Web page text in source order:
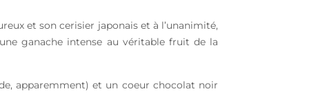
et son cerisier japonais et à l’unanimité,
ganache intense au véritable fruit de la
apparemment) et un coeur chocolat noir